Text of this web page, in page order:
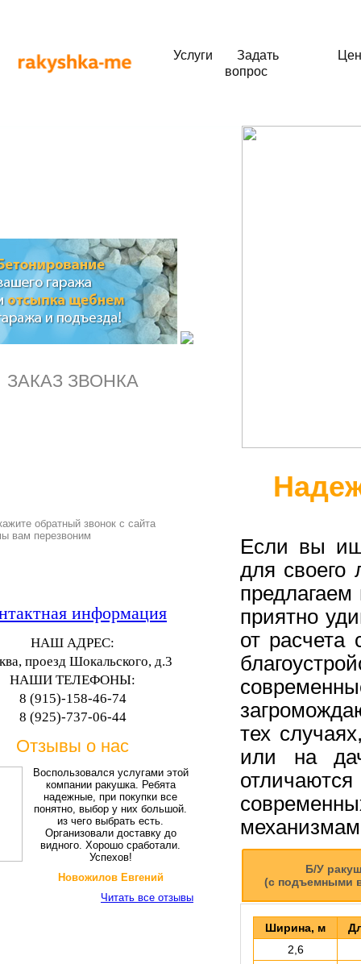
Услуги Задать
вопрос
ЗАКАЗ ЗВОНКА
обратный звонок с сайта
вам перезвоним
информация
НАШ АДРЕС:
проезд Шокальского, д.3
НАШИ ТЕЛЕФОНЫ:
8 (915)-158-46-74
8 (925)-737-06-44
Отзывы о нас
Воспользовался услугами этой
компании ракушка. Ребята
надежные, при покупки все
понятно, выбор у них большой.
из чего выбрать есть.
Организовали доставку до
видного. Хорошо сработали.
Успехов!
Новожилов Евгений
Читать все отзывы
Если вы
для своего
приятно
от расчета
тех
или на
Б/У
(с подъемными
Ширина, м
2,6